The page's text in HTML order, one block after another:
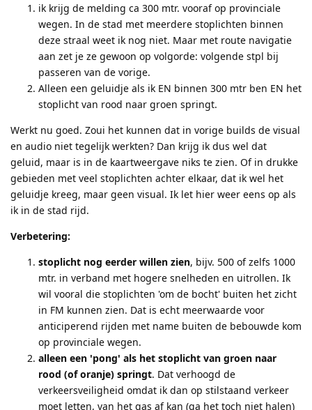
ik krijg de melding ca 300 mtr. vooraf op provinciale
wegen. In de stad met meerdere stoplichten binnen
deze straal weet ik nog niet. Maar met route navigatie
aan zet je ze gewoon op volgorde: volgende stpl bij
passeren van de vorige.
Alleen een geluidje als ik EN binnen 300 mtr ben EN het
stoplicht van rood naar groen springt.
Werkt nu goed. Zoui het kunnen dat in vorige builds de visual
en audio niet tegelijk werkten? Dan krijg ik dus wel dat
geluid, maar is in de kaartweergave niks te zien. Of in drukke
gebieden met veel stoplichten achter elkaar, dat ik wel het
geluidje kreeg, maar geen visual. Ik let hier weer eens op als
ik in de stad rijd.
Verbetering:
stoplicht nog eerder willen zien, bijv. 500 of zelfs 1000
mtr. in verband met hogere snelheden en uitrollen. Ik
wil vooral die stoplichten 'om de bocht' buiten het zicht
in FM kunnen zien. Dat is echt meerwaarde voor
anticiperend rijden met name buiten de bebouwde kom
op provinciale wegen.
alleen een 'pong' als het stoplicht van groen naar
rood (of oranje) springt. Dat verhoogd de
verkeersveiligheid omdat ik dan op stilstaand verkeer
moet letten, van het gas af kan (ga het toch niet halen)